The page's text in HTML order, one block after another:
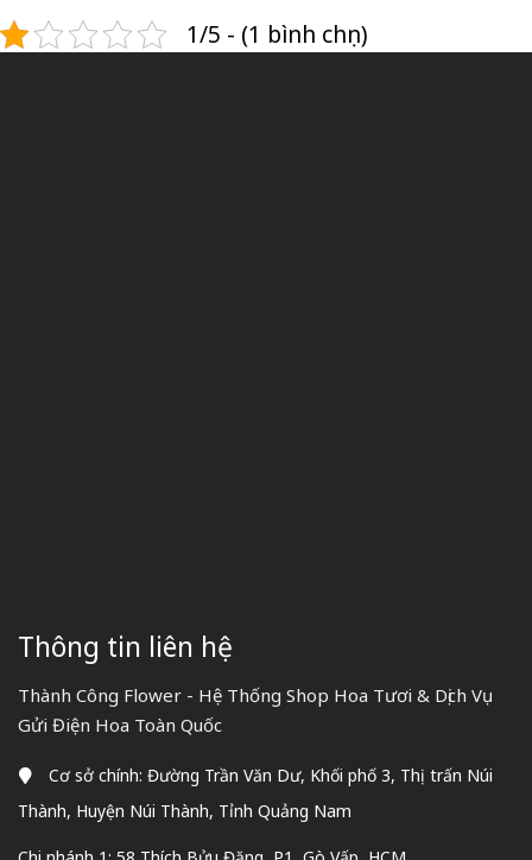
1/5 - (1 bình chọn)
Thông tin liên hệ
Thành Công Flower - Hệ Thống Shop Hoa Tươi & Dịch Vụ
Gửi Điện Hoa Toàn Quốc
Cơ sở chính: Đường Trần Văn Dư, Khối phố 3, Thị trấn Núi
Thành, Huyện Núi Thành, Tỉnh Quảng Nam